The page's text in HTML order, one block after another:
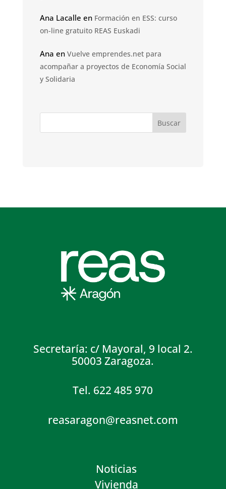
Ana Lacalle en Formación en ESS: curso
on-line gratuito REAS Euskadi
Ana en Vuelve emprendes.net para
acompañar a proyectos de Economía Social
y Solidaria
Secretaría: c/ Mayoral, 9 local 2.
50003 Zaragoza.
Tel. 622 485 970
reasaragon@reasnet.com
Noticias
Vivienda